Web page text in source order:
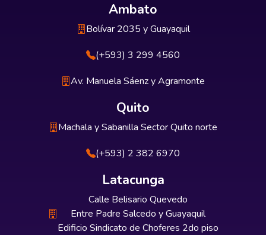
Ambato
Bolívar 2035 y Guayaquil
(+593) 3 299 4560
Av. Manuela Sáenz y Agramonte
Quito
Machala y Sabanilla Sector Quito norte
(+593) 2 382 6970
Latacunga
Calle Belisario Quevedo
Entre Padre Salcedo y Guayaquil
Edificio Sindicato de Choferes 2do piso